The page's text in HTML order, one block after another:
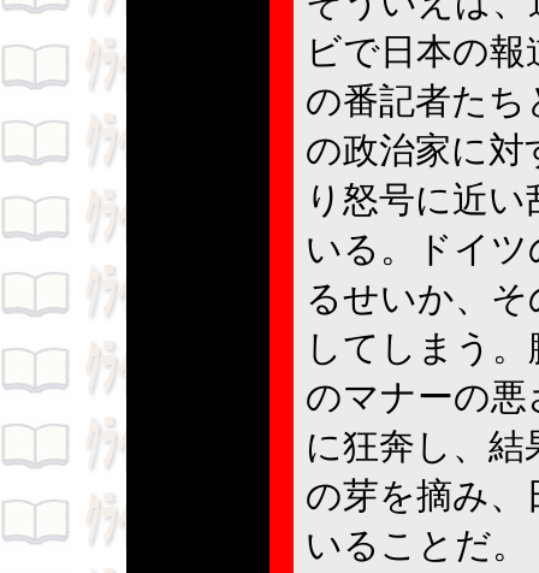
ビで日本の
の番記者た
の政治家に対
り怒号に近
いる。ドイ
るせいか、
してしまう
のマナーの
に狂奔し、
の芽を摘み、
いることだ。